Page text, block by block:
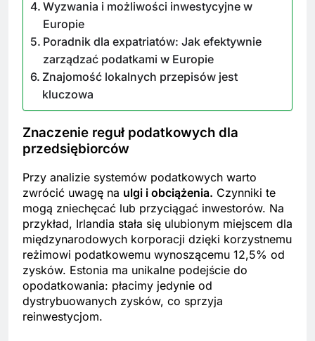
Wyzwania i możliwości inwestycyjne w
Europie
Poradnik dla expatriatów: Jak efektywnie
zarządzać podatkami w Europie
Znajomość lokalnych przepisów jest
kluczowa
Znaczenie reguł podatkowych dla
przedsiębiorców
Przy analizie systemów podatkowych warto
zwrócić uwagę na ulgi i obciążenia. Czynniki te
mogą zniechęcać lub przyciągać inwestorów. Na
przykład, Irlandia stała się ulubionym miejscem dla
międzynarodowych korporacji dzięki korzystnemu
reżimowi podatkowemu wynoszącemu 12,5% od
zysków. Estonia ma unikalne podejście do
opodatkowania: płacimy jedynie od
dystrybuowanych zysków, co sprzyja
reinwestycjom.